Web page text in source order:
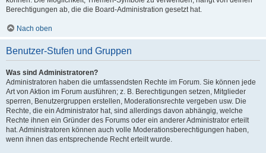
Berechtigungen ab, die die Board-Administration gesetzt hat.
Nach oben
Benutzer-Stufen und Gruppen
Was sind Administratoren?
Administratoren haben die umfassendsten Rechte im Forum. Sie können jede
Art von Aktion im Forum ausführen; z. B. Berechtigungen setzen, Mitglieder
sperren, Benutzergruppen erstellen, Moderationsrechte vergeben usw. Die
Rechte, die ein Administrator hat, sind allerdings davon abhängig, welche
Rechte ihnen ein Gründer des Forums oder ein anderer Administrator erteilt
hat. Administratoren können auch volle Moderationsberechtigungen haben,
wenn ihnen das entsprechende Recht erteilt wurde.